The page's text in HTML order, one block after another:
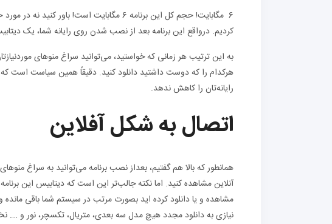
6 مگابایت! حجم کل این برنامه 6 مگابایت
کردیم. درواقع این برنامه بعد از نصب شدن روی رایانه شما، یک
به این ترتیب هر زمانی که خواستید، می‌توانید ‌سراغ منوهای
هرکدام را که دوست داشتید دانلود کنید. دقیقاً همین سیاست است
رایانه‌تان را کاهش ندهد.
اتصالبهشکلآفلاین
همانطور که بالا هم گفتیم، بعداز نصب برنامه می‌توانید به سراغ
آنلاین مشاهده کنید. اما نکته جالب‌تر این است که دیتابیس این
مشاهده و یا دانلود کرده اید بصورت مرتب در سیستم شما باقی
نیازی به دانلود مجدد هیچ مدل سه بعدی، متریال، تکسچر، نور و ….